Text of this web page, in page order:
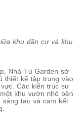
khu dân cư và khu
Nhà Tú Garden sở
thiết kế tập trung vào
Các kiến trúc sư
khu vườn nhỏ bên
tạo và cam kết